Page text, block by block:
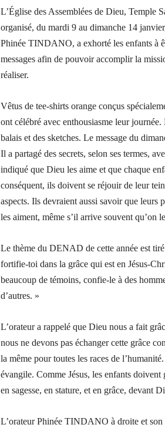
L’Église des Assemblées de Dieu, Temple
organisé, du mardi 9 au dimanche 14
Phinée TINDANO, a exhorté les enfants à
messages afin de pouvoir accomplir la
réaliser.
Vêtus de tee-shirts orange conçus
ont célébré avec enthousiasme leur
balais et des sketches. Le message du
Il a partagé des secrets, selon ses termes,
indiqué que Dieu les aime et que chaque
conséquent, ils doivent se réjouir de leur
aspects. Ils devraient aussi savoir que leurs
les aiment, même s’il arrive souvent qu’on
Le thème du DENAD de cette année est
fortifie-toi dans la grâce qui est en Jésus-
beaucoup de témoins, confie-le à des
d’autres. »
L’orateur a rappelé que Dieu nous a fait
nous ne devons pas échanger cette grâce
la même pour toutes les races de
évangile. Comme Jésus, les enfants doivent
en sagesse, en stature, et en grâce, devant
L’orateur Phinée TINDANO à droite et